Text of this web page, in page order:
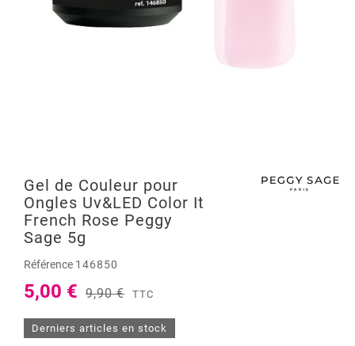
Gel de Couleur pour
Ongles Uv&LED Color It
French Rose Peggy
Sage 5g
Référence 146850
5,00 € 9,90 € TTC
Derniers articles en stock